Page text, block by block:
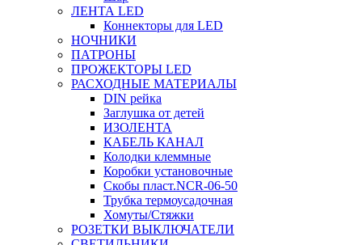
ЛЕНТА LED
Коннекторы для LED
НОЧНИКИ
ПАТРОНЫ
ПРОЖЕКТОРЫ LED
РАСХОДНЫЕ МАТЕРИАЛЫ
DIN рейка
Заглушка от детей
ИЗОЛЕНТА
КАБЕЛЬ КАНАЛ
Колодки клеммные
Коробки установочные
Скобы пласт.NCR-06-50
Трубка термоусадочная
Хомуты/Стяжки
РОЗЕТКИ ВЫКЛЮЧАТЕЛИ